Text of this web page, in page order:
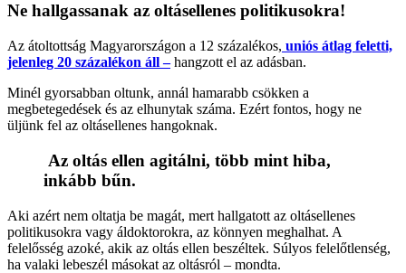
Ne hallgassanak az oltásellenes politikusokra!
Az átoltottság Magyarországon a 12 százalékos, uniós átlag feletti,
jelenleg 20 százalékon áll –hangzott el az adásban.
Minél gyorsabban oltunk, annál hamarabb csökken a
megbetegedések és az elhunytak száma. Ezért fontos, hogy ne
üljünk fel az oltásellenes hangoknak.
Az oltás ellen agitálni, több mint hiba,
inkább bűn.
Aki azért nem oltatja be magát, mert hallgatott az oltásellenes
politikusokra vagy áldoktorokra, az könnyen meghalhat. A
felelősség azoké, akik az oltás ellen beszéltek. Súlyos felelőtlenség,
ha valaki lebeszél másokat az oltásról – mondta.